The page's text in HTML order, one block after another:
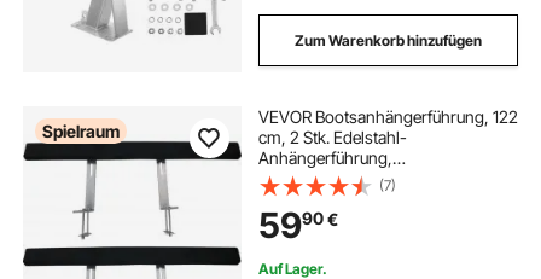
Zum Warenkorb hinzufügen
Spielraum
VEVOR Bootsanhängerführung, 122
cm, 2 Stk. Edelstahl-
Anhängerführung,
Anhängerführung mit Teppich-
gepolsterten Brettern, inkl.
Montageteile, für Skiboot,
Fischerboot oder
Segelbootanhänger
(7)
5990€
Auf Lager.